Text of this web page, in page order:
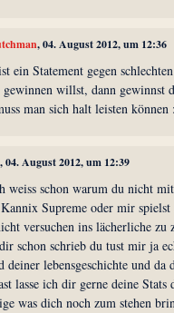
, 04. August 2012, um 12:36
ein Statement gegen
willst, dann gewinnst
man sich halt leisten können
, 04. August 2012, um 12:39
weiss schon warum du nicht
Supreme oder mir spielst
versuchen ins lächerliche zu
schon schrieb du tust mir ja
deiner lebensgeschichte und da
lasse ich dir gerne deine Stats
was dich noch zum stehen